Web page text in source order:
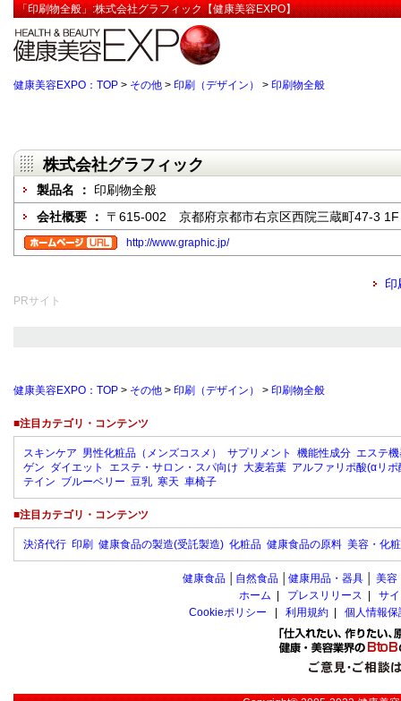
「印刷物全般」:株式会社グラフィック【健康美容EXPO】
健康美容EXPO：TOP > その他 > 印刷（デザイン） > 印刷物全般
株式会社グラフィック
製品名 ： 印刷物全般
会社概要 ： 〒615-002 京都府京都市右京区西院三蔵町47-3 1F
http://www.graphic.jp/
印
PRサイト
健康美容EXPO：TOP > その他 > 印刷（デザイン） > 印刷物全般
■注目カテゴリ・コンテンツ
スキンケア 男性化粧品（メンズコスメ） サプリメント 機能性成分 エステ
ゲン ダイエット エステ・サロン・スパ向け 大麦若葉 アルファリポ酸(αリポ
テイン ブルーベリー 豆乳 寒天 車椅子
■注目カテゴリ・コンテンツ
決済代行 印刷 健康食品の製造(受託製造) 化粧品 健康食品の原料 美容・化
健康食品 自然食品 健康用品・器具 美容
ホーム
プレスリリース
サ
Cookieポリシー
利用規約 個人情報